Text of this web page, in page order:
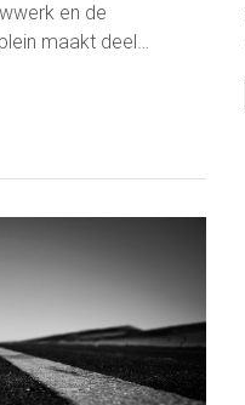
en de
maakt deel…